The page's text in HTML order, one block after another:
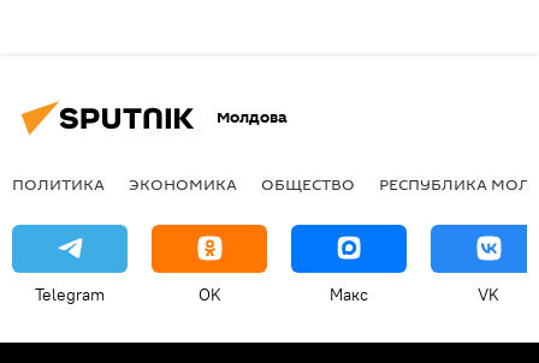
Молдова
ПОЛИТИКА ЭКОНОМИКА ОБЩЕСТВО РЕСПУБЛИКА
Telegram OK Макс VK